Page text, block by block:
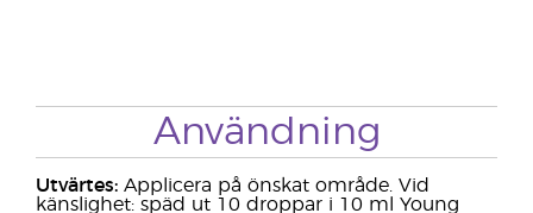
Användning
Utvärtes: Applicera på önskat område. Vid
känslighet: späd ut 10 droppar i 10 ml Young